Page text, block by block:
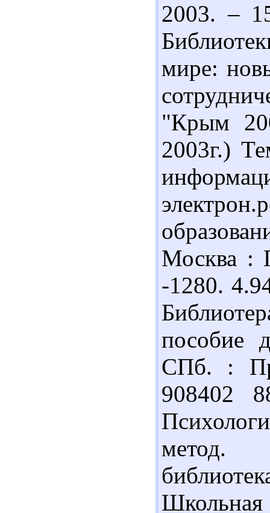
2003. –
мире:
"Крым
2003г.)
Москва :
-1280.
пособие
СПб. :
908402
метод.